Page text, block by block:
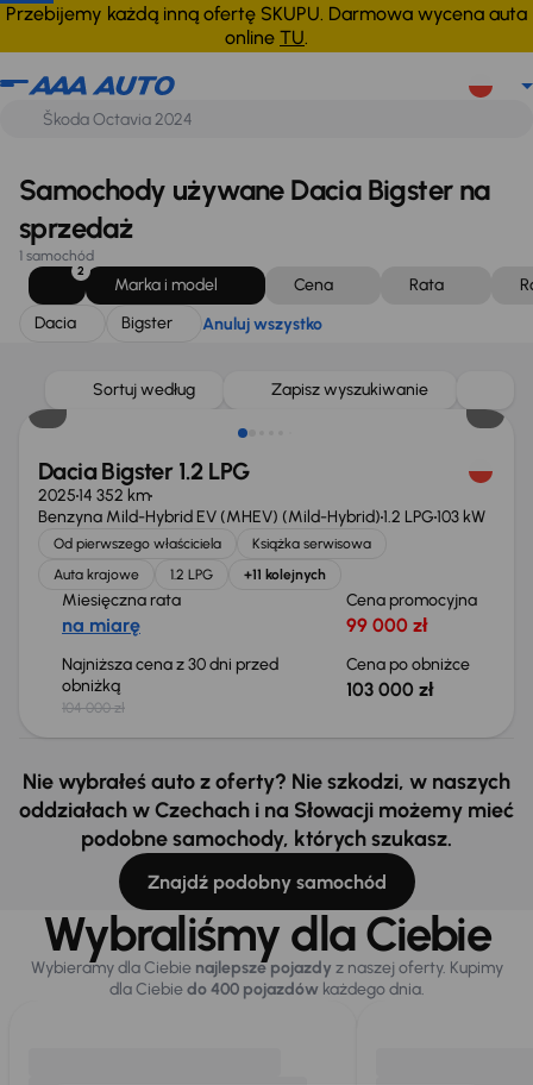
Przebijemy każdą inną ofertę SKUPU. Darmowa wycena auta
online TU.
Dacia Bigster Anuluj wszystko
Samochody używane Dacia Bigster na
sprzedaż
1 samochód
2
Marka i model Cena Rata
Dacia
Bigster Anuluj wszystko
Sortuj według Zapisz wyszukiwanie
Taniej o 1 000 zł
Dacia Bigster 1.2 LPG
202514 352 km
Benzyna Mild-Hybrid EV (MHEV) (Mild-Hybrid)1.2 LPG103 kW
Od pierwszego właściciela
Książka serwisowa
Auta krajowe
1.2 LPG +11 kolejnych
Miesięczna rata
na miarę
Cena promocyjna
99 000 zł
Najniższa cena z 30 dni przed
obniżką
104 000 zł
Cena po obniżce
103 000 zł
Nie wybrałeś auto z oferty? Nie szkodzi, w naszych
oddziałach w Czechach i na Słowacji możemy mieć
podobne samochody, których szukasz.
Znajdź podobny samochód
Wybraliśmy dla Ciebie
Wybieramy dla Ciebie najlepsze pojazdy z naszej oferty. Kupimy
dla Ciebiedo 400 pojazdówkażdego dnia.